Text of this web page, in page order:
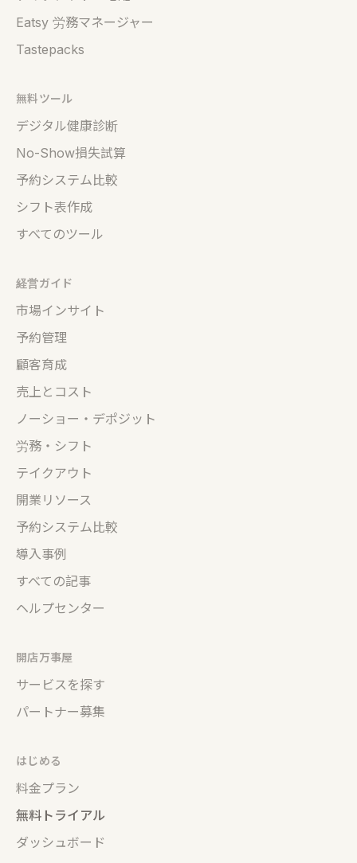
Eatsy 労務マネージャー
Tastepacks
無料ツール
デジタル健康診断
No-Show損失試算
予約システム比較
シフト表作成
すべてのツール
経営ガイド
市場インサイト
予約管理
顧客育成
売上とコスト
ノーショー・デポジット
労務・シフト
テイクアウト
開業リソース
予約システム比較
導入事例
すべての記事
ヘルプセンター
開店万事屋
サービスを探す
パートナー募集
はじめる
料金プラン
無料トライアル
ダッシュボード